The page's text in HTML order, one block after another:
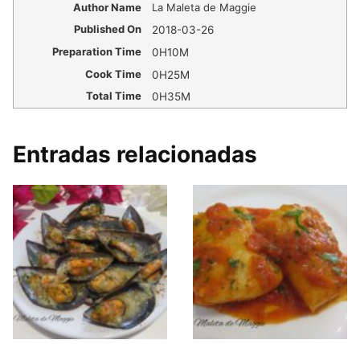
Author Name
La Maleta de Maggie
Published On
2018-03-26
Preparation Time
0H10M
Cook Time
0H25M
Total Time
0H35M
Entradas relacionadas